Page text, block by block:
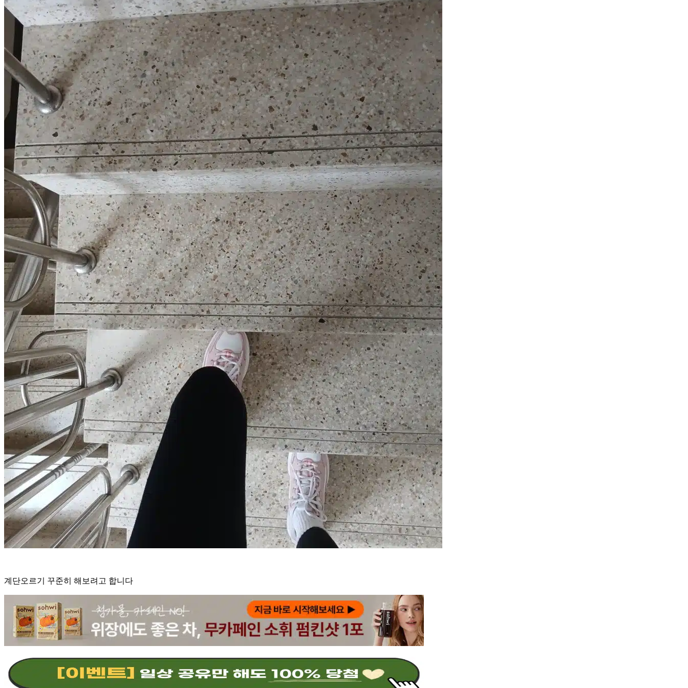
계단오르기 꾸준히 해보려고 합니다